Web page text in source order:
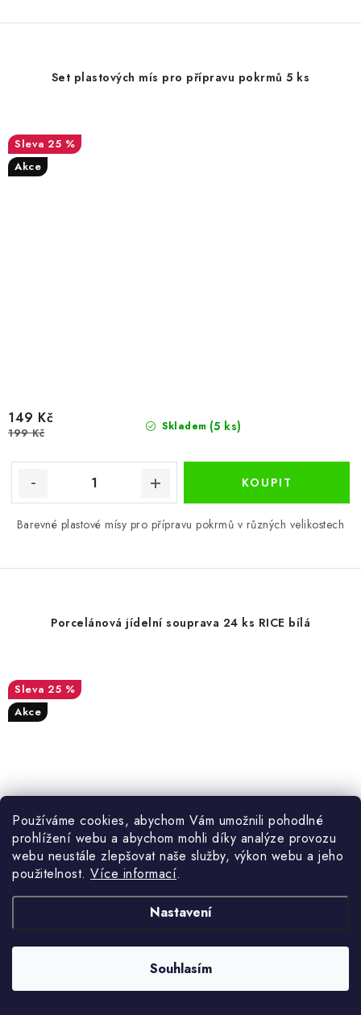
Používáme cookies, abychom Vám umožnili pohodlné
prohlížení webu a abychom mohli díky analýze provozu
webu neustále zlepšovat naše služby, výkon webu a jeho
použitelnost. Více informací.
Nastavení
Souhlasím
Set plastových mís pro přípravu pokrmů 5 ks
25 %
Akce
Skladem (5 ks)
149 Kč
199 Kč
Barevné plastové mísy pro přípravu pokrmů v různých velikostech
Porcelánová jídelní souprava 24 ks RICE bílá
25 %
Akce
3-6 týdnů